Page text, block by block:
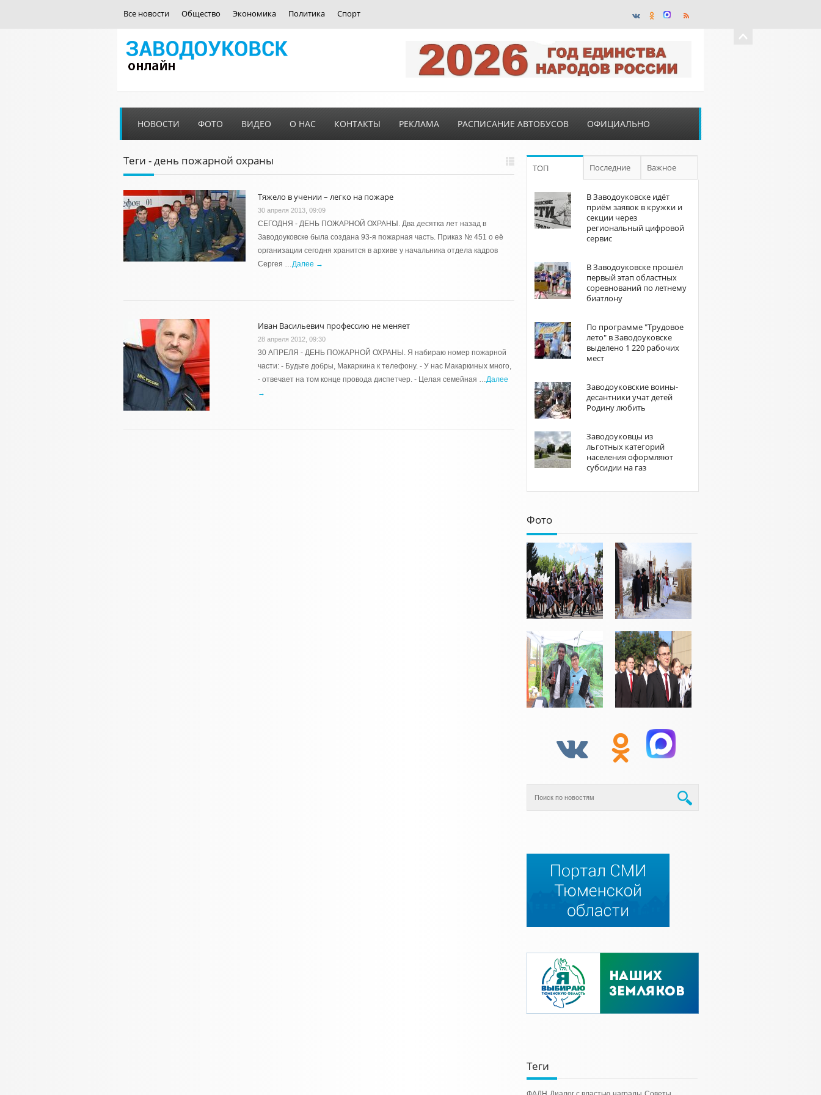
Все новости Общество Экономика Политика Спорт
НОВОСТИ ФОТО ВИДЕО О НАС КОНТАКТЫ РЕКЛАМА РАСПИСАНИЕ АВТОБУСОВ ОФИЦИАЛЬНО
Теги - день пожарной охраны
Тяжело в учении – легко на пожаре
30 апреля 2013, 09:09
СЕГОДНЯ - ДЕНЬ ПОЖАРНОЙ ОХРАНЫ. Два десятка лет назад в
Заводоуковске была создана 93-я пожарная часть. Приказ № 451 о её
организации сегодня хранится в архиве у начальника отдела кадров
Сергея …Далее →
Иван Васильевич профессию не меняет
28 апреля 2012, 09:30
30 АПРЕЛЯ - ДЕНЬ ПОЖАРНОЙ ОХРАНЫ. Я набираю номер пожарной
части: - Будьте добры, Макаркина к телефону. - У нас Макаркиных много,
- отвечает на том конце провода диспетчер. - Целая семейная …Далее
→
ТОП Последние Важное
В Заводоуковске идёт
приём заявок в кружки и
секции через
региональный цифровой
сервис
В Заводоуковске прошёл
первый этап областных
соревнований по летнему
биатлону
По программе "Трудовое
лето" в Заводоуковске
выделено 1 220 рабочих
мест
Заводоуковские воины-
десантники учат детей
Родину любить
Заводоуковцы из
льготных категорий
населения оформляют
субсидии на газ
Фото
Теги